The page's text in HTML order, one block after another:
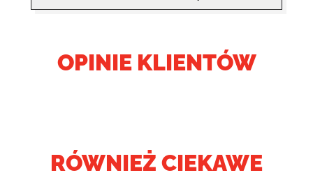
OPINIE KLIENTÓW
RÓWNIEŻ CIEKAWE